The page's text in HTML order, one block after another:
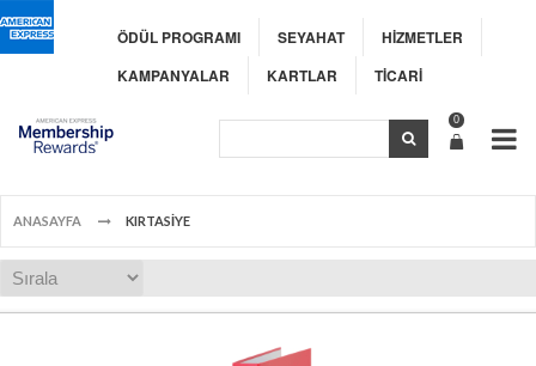
ÖDÜL PROGRAMI SEYAHAT
HİZMETLER
KAMPANYALAR
KARTLAR TİCARİ
0
ANASAYFA KIRTASİYE